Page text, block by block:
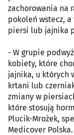
zachorowania na
pokoleń wstecz,
piersi lub jajnika
- W grupie
kobiety, które
jajnika, u których
krtani lub
zmiany w
które stosują
Plucik-Mrożek,
Medicover Polska.